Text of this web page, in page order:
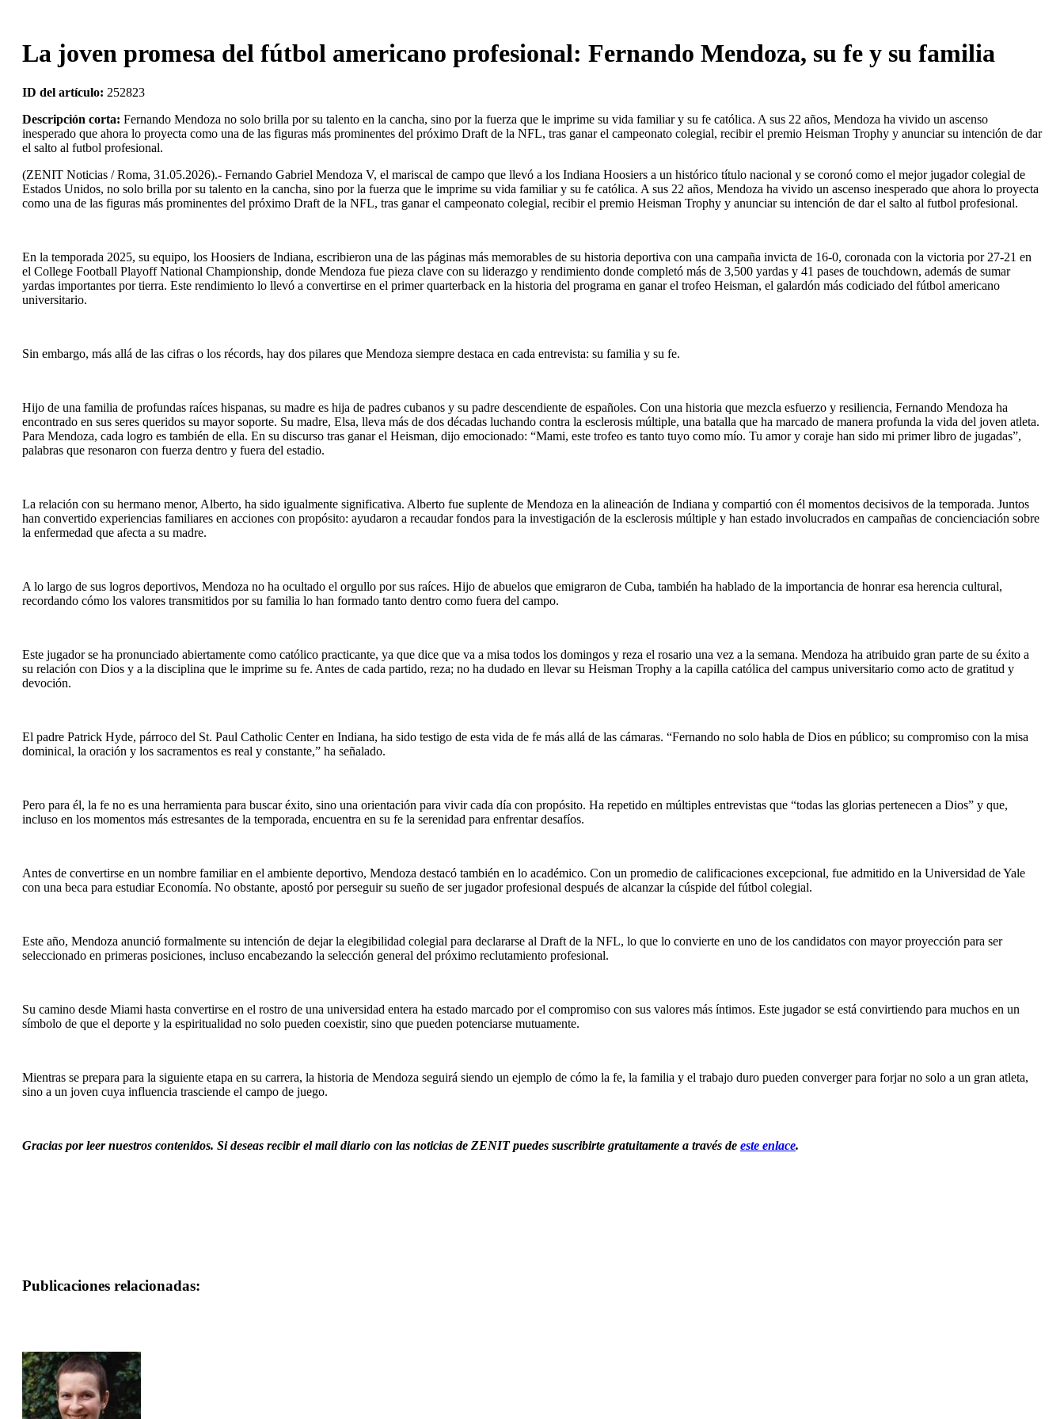
La joven promesa del fútbol americano profesional: Fernando Mendoza, su fe y su familia
ID del artículo: 252823
Descripción corta: Fernando Mendoza no solo brilla por su talento en la cancha, sino por la fuerza que le imprime su vida familiar y su fe católica. A sus 22 años, Mendoza ha vivido un ascenso
inesperado que ahora lo proyecta como una de las figuras más prominentes del próximo Draft de la NFL, tras ganar el campeonato colegial, recibir el premio Heisman Trophy y anunciar su intención de dar
el salto al futbol profesional.
(ZENIT Noticias / Roma, 31.05.2026).- Fernando Gabriel Mendoza V, el mariscal de campo que llevó a los Indiana Hoosiers a un histórico título nacional y se coronó como el mejor jugador colegial de
Estados Unidos, no solo brilla por su talento en la cancha, sino por la fuerza que le imprime su vida familiar y su fe católica. A sus 22 años, Mendoza ha vivido un ascenso inesperado que ahora lo proyecta
como una de las figuras más prominentes del próximo Draft de la NFL, tras ganar el campeonato colegial, recibir el premio Heisman Trophy y anunciar su intención de dar el salto al futbol profesional.
En la temporada 2025, su equipo, los Hoosiers de Indiana, escribieron una de las páginas más memorables de su historia deportiva con una campaña invicta de 16-0, coronada con la victoria por 27-21 en
el College Football Playoff National Championship, donde Mendoza fue pieza clave con su liderazgo y rendimiento donde completó más de 3,500 yardas y 41 pases de touchdown, además de sumar
yardas importantes por tierra. Este rendimiento lo llevó a convertirse en el primer quarterback en la historia del programa en ganar el trofeo Heisman, el galardón más codiciado del fútbol americano
universitario.
Sin embargo, más allá de las cifras o los récords, hay dos pilares que Mendoza siempre destaca en cada entrevista: su familia y su fe.
Hijo de una familia de profundas raíces hispanas, su madre es hija de padres cubanos y su padre descendiente de españoles. Con una historia que mezcla esfuerzo y resiliencia, Fernando Mendoza ha
encontrado en sus seres queridos su mayor soporte. Su madre, Elsa, lleva más de dos décadas luchando contra la esclerosis múltiple, una batalla que ha marcado de manera profunda la vida del joven atleta.
Para Mendoza, cada logro es también de ella. En su discurso tras ganar el Heisman, dijo emocionado: “Mami, este trofeo es tanto tuyo como mío. Tu amor y coraje han sido mi primer libro de jugadas”,
palabras que resonaron con fuerza dentro y fuera del estadio.
La relación con su hermano menor, Alberto, ha sido igualmente significativa. Alberto fue suplente de Mendoza en la alineación de Indiana y compartió con él momentos decisivos de la temporada. Juntos
han convertido experiencias familiares en acciones con propósito: ayudaron a recaudar fondos para la investigación de la esclerosis múltiple y han estado involucrados en campañas de concienciación sobre
la enfermedad que afecta a su madre.
A lo largo de sus logros deportivos, Mendoza no ha ocultado el orgullo por sus raíces. Hijo de abuelos que emigraron de Cuba, también ha hablado de la importancia de honrar esa herencia cultural,
recordando cómo los valores transmitidos por su familia lo han formado tanto dentro como fuera del campo.
Este jugador se ha pronunciado abiertamente como católico practicante, ya que dice que va a misa todos los domingos y reza el rosario una vez a la semana. Mendoza ha atribuido gran parte de su éxito a
su relación con Dios y a la disciplina que le imprime su fe. Antes de cada partido, reza; no ha dudado en llevar su Heisman Trophy a la capilla católica del campus universitario como acto de gratitud y
devoción.
El padre Patrick Hyde, párroco del St. Paul Catholic Center en Indiana, ha sido testigo de esta vida de fe más allá de las cámaras. “Fernando no solo habla de Dios en público; su compromiso con la misa
dominical, la oración y los sacramentos es real y constante,” ha señalado.
Pero para él, la fe no es una herramienta para buscar éxito, sino una orientación para vivir cada día con propósito. Ha repetido en múltiples entrevistas que “todas las glorias pertenecen a Dios” y que,
incluso en los momentos más estresantes de la temporada, encuentra en su fe la serenidad para enfrentar desafíos.
Antes de convertirse en un nombre familiar en el ambiente deportivo, Mendoza destacó también en lo académico. Con un promedio de calificaciones excepcional, fue admitido en la Universidad de Yale
con una beca para estudiar Economía. No obstante, apostó por perseguir su sueño de ser jugador profesional después de alcanzar la cúspide del fútbol colegial.
Este año, Mendoza anunció formalmente su intención de dejar la elegibilidad colegial para declararse al Draft de la NFL, lo que lo convierte en uno de los candidatos con mayor proyección para ser
seleccionado en primeras posiciones, incluso encabezando la selección general del próximo reclutamiento profesional.
Su camino desde Miami hasta convertirse en el rostro de una universidad entera ha estado marcado por el compromiso con sus valores más íntimos. Este jugador se está convirtiendo para muchos en un
símbolo de que el deporte y la espiritualidad no solo pueden coexistir, sino que pueden potenciarse mutuamente.
Mientras se prepara para la siguiente etapa en su carrera, la historia de Mendoza seguirá siendo un ejemplo de cómo la fe, la familia y el trabajo duro pueden converger para forjar no solo a un gran atleta,
sino a un joven cuya influencia trasciende el campo de juego.
Gracias por leer nuestros contenidos. Si deseas recibir el mail diario con las noticias de ZENIT puedes suscribirte gratuitamente a través de este enlace.
Publicaciones relacionadas: